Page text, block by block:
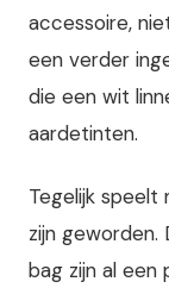
accessoire,
een verder
die een wit
aardetinten.
Tegelijk
zijn geworden.
bag zijn al een